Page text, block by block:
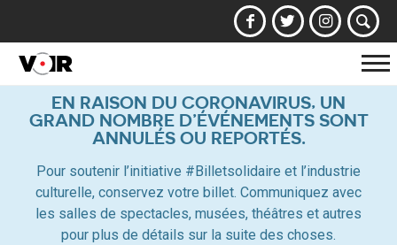
la
EN RAISON DU CORONAVIRUS, UN
GRAND NOMBRE D’ÉVÉNEMENTS SONT
ANNULÉS OU REPORTÉS.
Pour soutenir l’initiative #Billetsolidaire et l’industrie
culturelle, conservez votre billet. Communiquez avec
les salles de spectacles, musées, théâtres et autres
pour plus de détails sur la suite des choses.